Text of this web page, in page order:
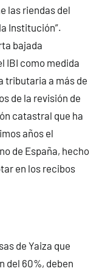
las riendas del
Institución”.
bajada
IBI como medida
tributaria a más de
de la revisión de
catastral que ha
años el
de España, hecho
en los recibos
de Yaiza que
del 60%, deben